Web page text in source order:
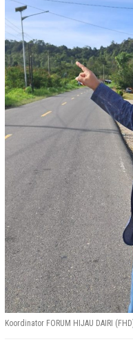
Koordinator FORUM HIJAU DAIRI